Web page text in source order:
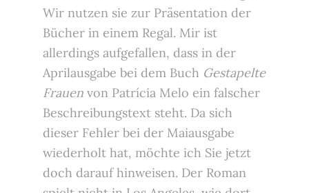
Wir nutzen sie zur Präsentation der
Bücher in einem Regal. Mir ist
allerdings aufgefallen, dass in der
Aprilausgabe bei dem Buch Gestapelte
Frauen von Patrícia Melo ein falscher
Beschreibungstext steht. Da sich
dieser Fehler bei der Maiausgabe
wiederholt hat, möchte ich Sie jetzt
doch darauf hinweisen. Der Roman